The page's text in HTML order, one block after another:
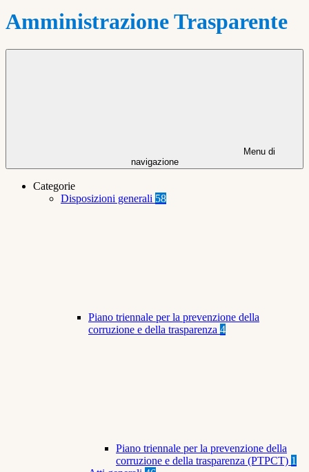
Amministrazione Trasparente
Menu di
navigazione
Categorie
Disposizioni generali 58
Piano triennale per la prevenzione della
corruzione e della trasparenza 4
Piano triennale per la prevenzione della
corruzione e della trasparenza (PTPCT) 1